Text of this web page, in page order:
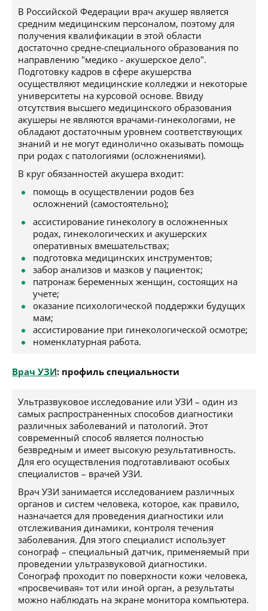
В Российской Федерации врач акушер является
средним медицинским персоналом, поэтому для
получения квалификации в этой области
достаточно средне-специального образования по
направлению "медико - акушерское дело".
Подготовку кадров в сфере акушерства
осуществляют медицинские колледжи и некоторые
университеты на курсовой основе. Ввиду
отсутствия высшего медицинского образования
акушеры не являются врачами-гинекологами, не
обладают достаточным уровнем соответствующих
знаний и не могут единолично оказывать помощь
при родах с патологиями (осложнениями).
В круг обязанностей акушера входит:
помощь в осуществлении родов без
осложнений (самостоятельно);
ассистирование гинекологу в осложненных
родах, гинекологических и акушерских
оперативных вмешательствах;
подготовка медицинских инструментов;
забор анализов и мазков у пациенток;
патронаж беременных женщин, состоящих на
учете;
оказание психологической поддержки будущих
мам;
ассистирование при гинекологической осмотре;
номенклатурная работа.
Врач УЗИ: профиль специальности
Ультразвуковое исследование или УЗИ – один из
самых распространенных способов диагностики
различных заболеваний и патологий. Этот
современный способ является полностью
безвредным и имеет высокую результативность.
Для его осуществления подготавливают особых
специалистов – врачей УЗИ.
Врач УЗИ занимается исследованием различных
органов и систем человека, которое, как правило,
назначается для проведения диагностики или
отслеживания динамики, контроля течения
заболевания. Для этого специалист использует
сонограф – специальный датчик, применяемый при
проведении ультразвуковой диагностики.
Сонограф проходит по поверхности кожи человека,
«просвечивая» тот или иной орган, а результаты
можно наблюдать на экране монитора компьютера.